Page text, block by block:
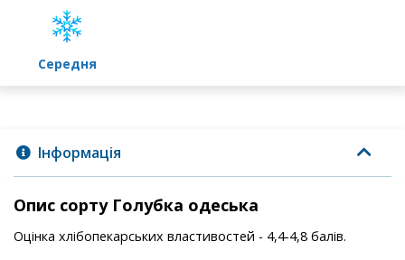
середня
Інформація
Опис сорту Голубка одеська
Оцінка хлібопекарських властивостей - 4,4-4,8 балів.